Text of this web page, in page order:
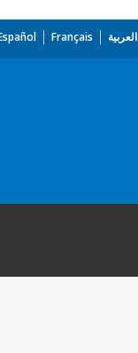
Français العربية